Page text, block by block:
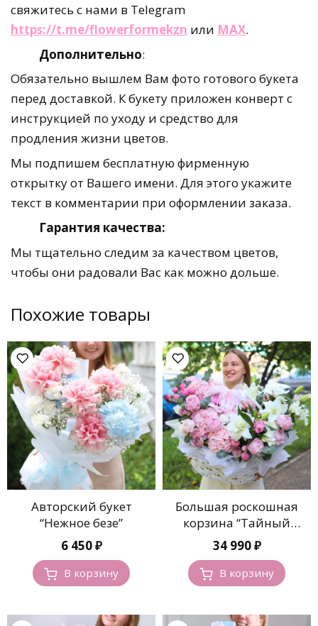
свяжитесь с нами в Telegram
https://t.me/flowerformekzn или MAX.
Дополнительно:
Обязательно вышлем Вам фото готового букета
перед доставкой. К букету приложен конверт с
инструкцией по уходу и средство для
продления жизни цветов.
Мы подпишем бесплатную фирменную
открытку от Вашего имени. Для этого укажите
текст в комментарии при оформлении заказа.
Гарантия качества:
Мы тщательно следим за качеством цветов,
чтобы они радовали Вас как можно дольше.
Похожие товары
Авторский букет
“Нежное безе”
6 450₽
В корзину
Большая роскошная
корзина “Тайный
аромат”
34 990₽
В корзину